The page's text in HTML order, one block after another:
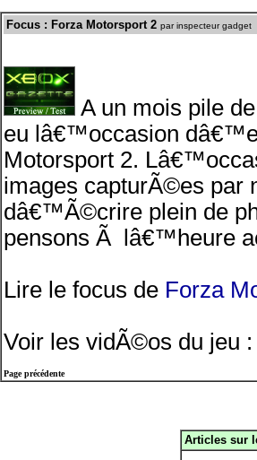
Focus : Forza Motorsport 2 par inspecteur gadget
A un mois pile
eu lâ€™occasion
Motorsport 2.
images capturÃ©es par
dâ€™Ã©crire plein de
pensons Ã lâ€™heure
Lire le focus de Forza
Voir les vidÃ©os du jeu
Page précédente
Articles sur